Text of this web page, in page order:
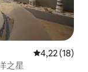
Évaluation
4,22 (18)
之星